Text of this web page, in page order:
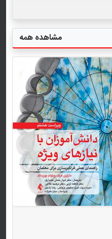
مشاهده همه